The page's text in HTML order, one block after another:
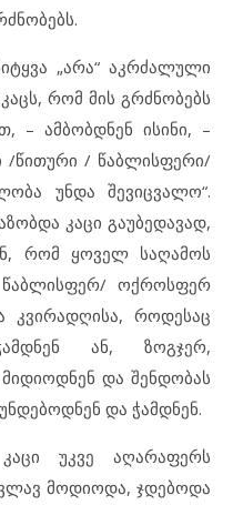
„არა“ აკრძალული
რომ მის გრძნობებს
– ამბობდნენ ისინი, –
/წითური / წაბლისფერი/
უნდა შევიცვალო“.
კაცი გაუბედავად,
რომ ყოველ საღამოს
ოქროსფერ
კვირადღისა, როდესაც
ან, ზოგჯერ,
და შენდობას
და ჭამდნენ.
უკვე აღარაფერს
მოდიოდა, ჯდებოდა